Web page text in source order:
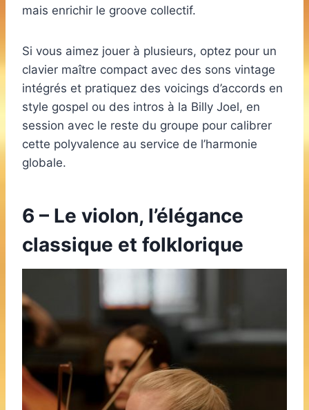
mais enrichir le groove collectif.
Si vous aimez jouer à plusieurs, optez pour un
clavier maître compact avec des sons vintage
intégrés et pratiquez des voicings d’accords en
style gospel ou des intros à la Billy Joel, en
session avec le reste du groupe pour calibrer
cette polyvalence au service de l’harmonie
globale.
6 – Le violon, l’élégance
classique et folklorique